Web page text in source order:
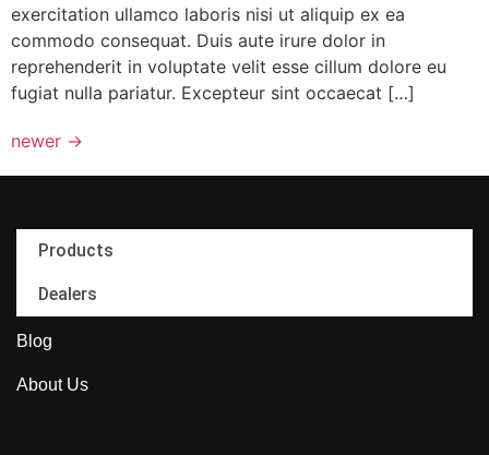
exercitation ullamco laboris nisi ut aliquip ex ea
commodo consequat. Duis aute irure dolor in
reprehenderit in voluptate velit esse cillum dolore eu
fugiat nulla pariatur. Excepteur sint occaecat […]
newer →
Products
Dealers
Blog
About Us